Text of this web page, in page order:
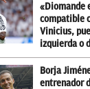
«Diomande
compatible
Vinicius,
izquierda o
Borja
entrenador